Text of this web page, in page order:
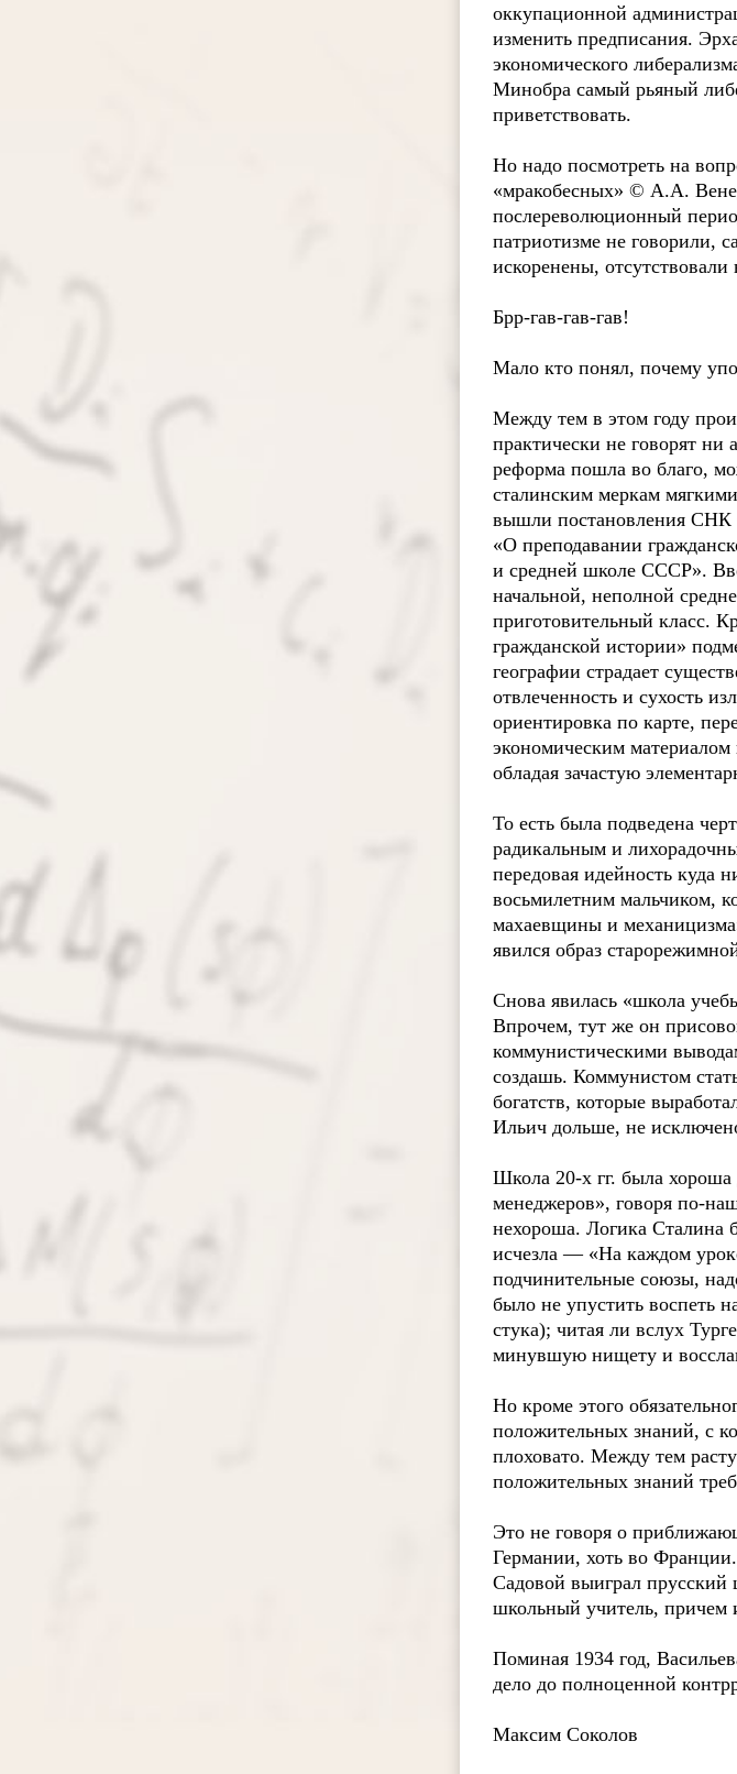
оккупационной
изменить предписания.
экономического
Минобра самый рьяный
приветствовать.
Но надо посмотреть на
«мракобесных» © А.А.
послереволюционный
патриотизме не говорили,
искоренены,
Брр-гав-гав-гав!
Мало кто понял, почему
Между тем в этом году
практически не говорят
реформа пошла во благо,
сталинским меркам
вышли постановления
«О преподавании
и средней школе СССР».
начальной, неполной
приготовительный класс.
гражданской истории»
географии страдает
отвлеченность и сухость
ориентировка по карте,
экономическим
обладая зачастую
То есть была подведена
радикальным и
передовая идейность куда
восьмилетним мальчиком,
махаевщины и
явился образ
Снова явилась «школа
Впрочем, тут же он
коммунистическими
создашь. Коммунистом
богатств, которые
Ильич дольше, не
Школа 20-х гг. была
менеджеров», говоря по-
нехороша. Логика Сталина
исчезла — «На каждом
подчинительные союзы,
было не упустить воспеть
стука); читая ли вслух
минувшую нищету и
Но кроме этого
положительных знаний, с
плоховато. Между тем
положительных знаний
Это не говоря о
Германии, хоть во
Садовой выиграл прусский
школьный учитель, причем
Поминая 1934 год,
дело до полноценной
Максим Соколов